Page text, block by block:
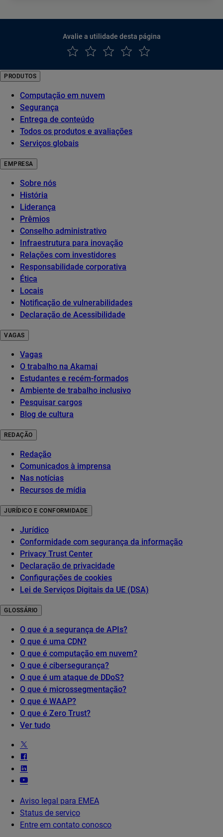
Avalie a utilidade desta página
PRODUTOS
Computação em nuvem
Segurança
Entrega de conteúdo
Todos os produtos e avaliações
Serviços globais
EMPRESA
Sobre nós
História
Liderança
Prêmios
Conselho administrativo
Infraestrutura para inovação
Relações com investidores
Responsabilidade corporativa
Ética
Locais
Notificação de vulnerabilidades
Declaração de Acessibilidade
VAGAS
Vagas
O trabalho na Akamai
Estudantes e recém-formados
Ambiente de trabalho inclusivo
Pesquisar cargos
Blog de cultura
REDAÇÃO
Redação
Comunicados à imprensa
Nas notícias
Recursos de mídia
JURÍDICO E CONFORMIDADE
Jurídico
Conformidade com segurança da informação
Privacy Trust Center
Declaração de privacidade
Configurações de cookies
Lei de Serviços Digitais da UE (DSA)
GLOSSÁRIO
O que é a segurança de APIs?
O que é uma CDN?
O que é computação em nuvem?
O que é cibersegurança?
O que é um ataque de DDoS?
O que é microssegmentação?
O que é WAAP?
O que é Zero Trust?
Ver tudo
Aviso legal para EMEA
Status de serviço
Entre em contato conosco